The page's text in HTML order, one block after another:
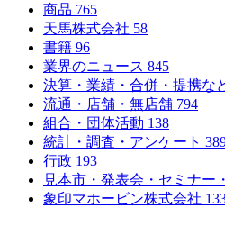
商品 765
天馬株式会社 58
書籍 96
業界のニュース 845
決算・業績・合併・提携な
流通・店舗・無店舗 794
組合・団体活動 138
統計・調査・アンケート
行政 193
見本市・発表会・セミナー
象印マホービン株式会社